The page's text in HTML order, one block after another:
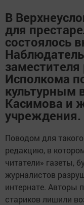
В
для
состоялось
Исполкома
культурным
Касимова и
учреждения.
Поводом для
редакцию, в
читатели» газеты,
журналистов
интернате. Авторы
стариков лишили